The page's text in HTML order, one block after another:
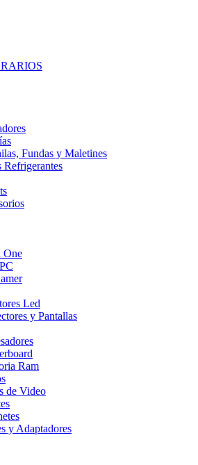
Fundas y Maletines
Refrigerantes
One
Led
y Pantallas
Ram
de Video
y Adaptadores